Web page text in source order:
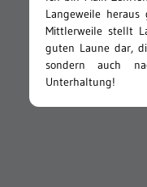
Langeweile
Mittlerweile stellt
guten Laune dar,
sondern auch
Unterhaltung!